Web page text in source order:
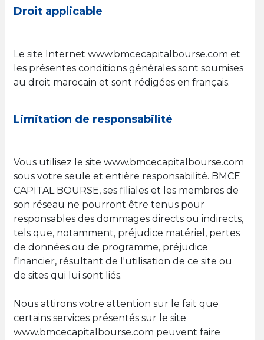
Droit applicable
Le site Internet www.bmcecapitalbourse.com et
les présentes conditions générales sont soumises
au droit marocain et sont rédigées en français.
Limitation de responsabilité
Vous utilisez le site www.bmcecapitalbourse.com
sous votre seule et entière responsabilité. BMCE
CAPITAL BOURSE, ses filiales et les membres de
son réseau ne pourront être tenus pour
responsables des dommages directs ou indirects,
tels que, notamment, préjudice matériel, pertes
de données ou de programme, préjudice
financier, résultant de l'utilisation de ce site ou
de sites qui lui sont liés.
Nous attirons votre attention sur le fait que
certains services présentés sur le site
www.bmcecapitalbourse.com peuvent faire